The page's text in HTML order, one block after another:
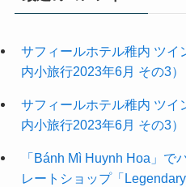
サフィールホテル稚内 ツイ
内小旅行2023年6月 その3）
サフィールホテル稚内 ツイ
内小旅行2023年6月 その3）
「Bánh Mì Huynh Hoa」で
レートショップ「